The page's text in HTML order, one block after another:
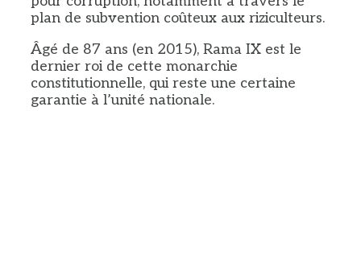
plan de subvention coûteux aux riziculteurs.
Âgé de 87 ans (en 2015), Rama IX est le
dernier roi de cette monarchie
constitutionnelle, qui reste une certaine
garantie à l’unité nationale.